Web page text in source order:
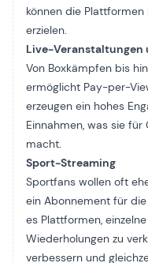
können die
erzielen.
Live-Veranstaltungen
Von Boxkämpfen bis
ermöglicht Pay-per-
erzeugen ein hohes
Einnahmen, was sie
macht.
Sport-Streaming
Sportfans wollen oft
ein Abonnement für
es Plattformen,
Wiederholungen zu
verbessern und